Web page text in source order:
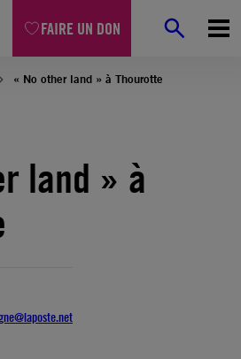
FAIRE UN DON
« No other land » à Thourotte
land » à